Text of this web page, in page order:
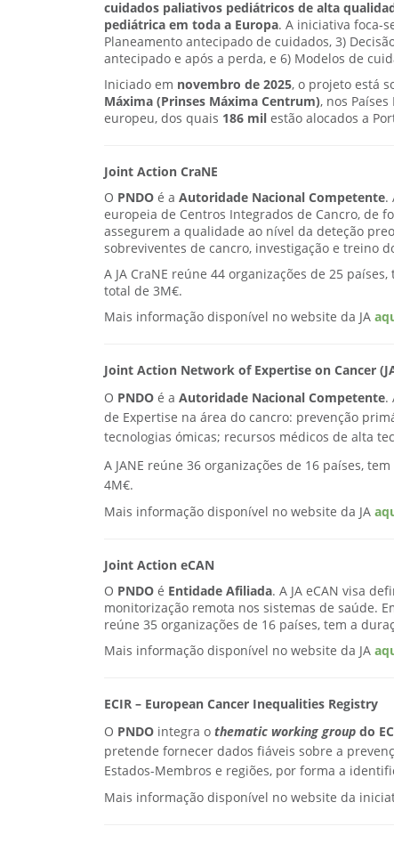
cuidados paliativos pediátricos de alta
pediátrica em toda a Europa. A iniciativa foca-
Planeamento antecipado de cuidados, 3)
antecipado e após a perda, e 6) Modelos de
Iniciado em novembro de 2025, o projeto está
Máxima (Prinses Máxima Centrum), nos
europeu, dos quais 186 mil estão alocados a
Joint Action CraNE
O PNDO é a Autoridade Nacional Competente.
europeia de Centros Integrados de Cancro, de
assegurem a qualidade ao nível da deteção
sobreviventes de cancro, investigação e treino
A JA CraNE reúne 44 organizações de 25
total de 3M€.
Mais informação disponível no website da JA
Joint Action Network of Expertise on Cancer
O PNDO é a Autoridade Nacional Competente.
de Expertise na área do cancro: prevenção
tecnologias ómicas; recursos médicos de alta
A JANE reúne 36 organizações de 16 países,
4M€.
Mais informação disponível no website da JA
Joint Action eCAN
O PNDO é Entidade Afiliada. A JA eCAN visa
monitorização remota nos sistemas de saúde.
reúne 35 organizações de 16 países, tem a
Mais informação disponível no website da JA
ECIR – European Cancer Inequalities Registry
O PNDO integra o thematic working group do
pretende fornecer dados fiáveis sobre a
Estados-Membros e regiões, por forma a
Mais informação disponível no website da